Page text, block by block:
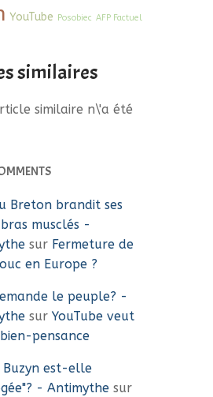
YouTube Posobiec AFP Factuel
similaires
similaire n\'a été
Breton brandit ses
musclés -
sur Fermeture de
en Europe ?
le peuple? -
sur YouTube veut
pensance
Buzyn est-elle
- Antimythe sur